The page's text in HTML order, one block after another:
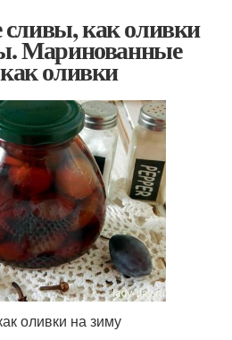
как оливки
Маринованные
оливки
оливки на зиму